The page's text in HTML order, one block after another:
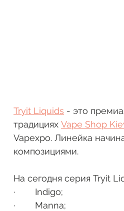
Tryit Liquids - это
традициях Vape Shop
Vapexpo. Линейка
композициями.
На сегодня серия Tryit
·        Indigo;
·        Manna;